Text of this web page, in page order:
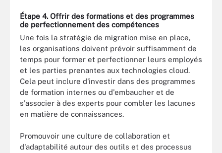
Étape 4. Offrir des formations et des programmes
de perfectionnement des compétences
Une fois la stratégie de migration mise en place,
les organisations doivent prévoir suffisamment de
temps pour former et perfectionner leurs employés
et les parties prenantes aux technologies cloud.
Cela peut inclure d'investir dans des programmes
de formation internes ou d'embaucher et de
s'associer à des experts pour combler les lacunes
en matière de connaissances.
Promouvoir une culture de collaboration et
d'adaptabilité autour des outils et des processus